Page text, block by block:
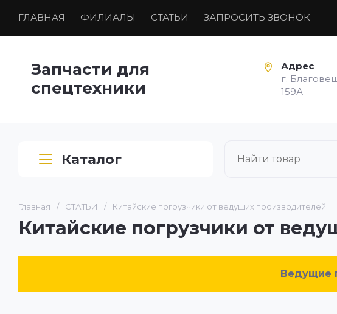
ГЛАВНАЯ ФИЛИАЛЫ СТАТЬИ ЗАПРОСИТЬ ЗВОНОК
Запчасти для
спецтехники
Адрес
г.
159А
Каталог
Главная / СТАТЬИ / Китайские погрузчики от ведущих производителей.
Китайские погрузчики от
Ведущие